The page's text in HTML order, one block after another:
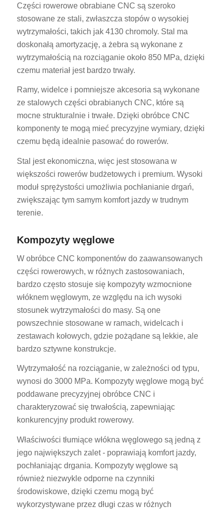
Części rowerowe obrabiane CNC są szeroko
stosowane ze stali, zwłaszcza stopów o wysokiej
wytrzymałości, takich jak 4130 chromoly. Stal ma
doskonałą amortyzację, a żebra są wykonane z
wytrzymałością na rozciąganie około 850 MPa, dzięki
czemu materiał jest bardzo trwały.
Ramy, widelce i pomniejsze akcesoria są wykonane
ze stalowych części obrabianych CNC, które są
mocne strukturalnie i trwałe. Dzięki obróbce CNC
komponenty te mogą mieć precyzyjne wymiary, dzięki
czemu będą idealnie pasować do rowerów.
Stal jest ekonomiczna, więc jest stosowana w
większości rowerów budżetowych i premium. Wysoki
moduł sprężystości umożliwia pochłanianie drgań,
zwiększając tym samym komfort jazdy w trudnym
terenie.
Kompozyty węglowe
W obróbce CNC komponentów do zaawansowanych
części rowerowych, w różnych zastosowaniach,
bardzo często stosuje się kompozyty wzmocnione
włóknem węglowym, ze względu na ich wysoki
stosunek wytrzymałości do masy. Są one
powszechnie stosowane w ramach, widelcach i
zestawach kołowych, gdzie pożądane są lekkie, ale
bardzo sztywne konstrukcje.
Wytrzymałość na rozciąganie, w zależności od typu,
wynosi do 3000 MPa. Kompozyty węglowe mogą być
poddawane precyzyjnej obróbce CNC i
charakteryzować się trwałością, zapewniając
konkurencyjny produkt rowerowy.
Właściwości tłumiące włókna węglowego są jedną z
jego największych zalet - poprawiają komfort jazdy,
pochłaniając drgania. Kompozyty węglowe są
również niezwykle odporne na czynniki
środowiskowe, dzięki czemu mogą być
wykorzystywane przez długi czas w różnych